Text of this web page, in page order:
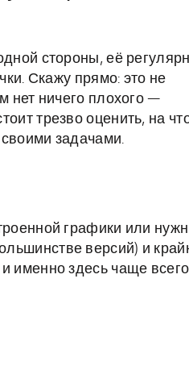
стороны, её
Скажу прямо: это не
нет ничего плохого —
трезво оценить, на
своими задачами.
графики или
версий) и
именно здесь чаще всего